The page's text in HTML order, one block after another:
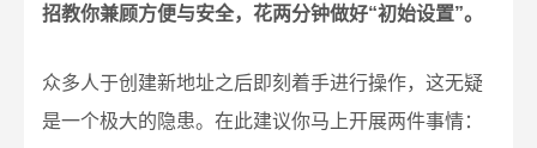
招教你兼顾方便与安全，花两分钟做好“初始设置”。
众多人于创建新地址之后即刻着手进行操作，这无疑
是一个极大的隐患。在此建议你马上开展两件事情：